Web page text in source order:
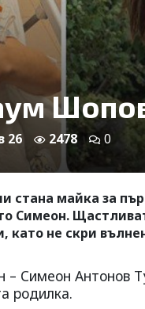
26 2478 0
майка за
Симеон.
не скри
– Симеон Антонов
родилка.